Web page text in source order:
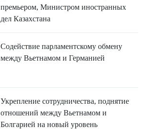
ДОБРО ПОЖАЛОВАТЬ ВО
ВЬЕТНАМ
В МИРЕ
ДОСЬЕ И МАТЕРИАЛЫ
премьером, Министром иностранных
дел Казахстана
Содействие парламентскому обмену
между Вьетнамом и Германией
Укрепление сотрудничества, поднятие
отношений между Вьетнамом и
Болгарией на новый уровень